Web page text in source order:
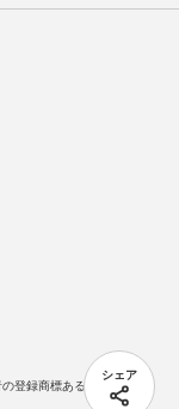
シェア
登録商標あるいは商標で